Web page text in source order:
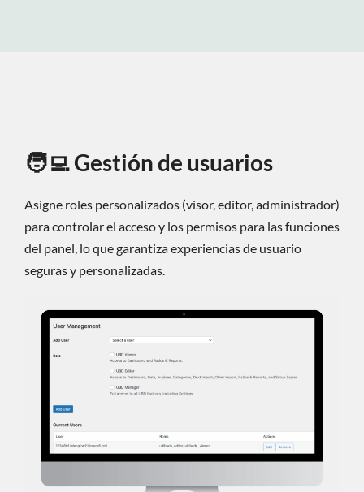
🧑‍💻Gestión de usuarios
Asigne roles personalizados (visor, editor, administrador)
para controlar el acceso y los permisos para las funciones
del panel, lo que garantiza experiencias de usuario
seguras y personalizadas.